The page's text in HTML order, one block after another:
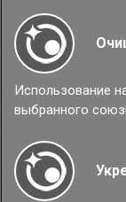
Использование
выбранного